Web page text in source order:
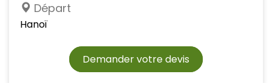
Départ
Hanoï
Demander votre devis